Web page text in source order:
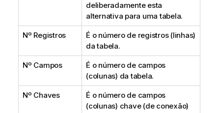
deliberadamente esta
alternativa para uma tabela.
Nº Registros
É o número de registros (linhas)
da tabela.
Nº Campos
É o número de campos
(colunas) da tabela.
Nº Chaves
É o número de campos
(colunas) chave (de conexão)